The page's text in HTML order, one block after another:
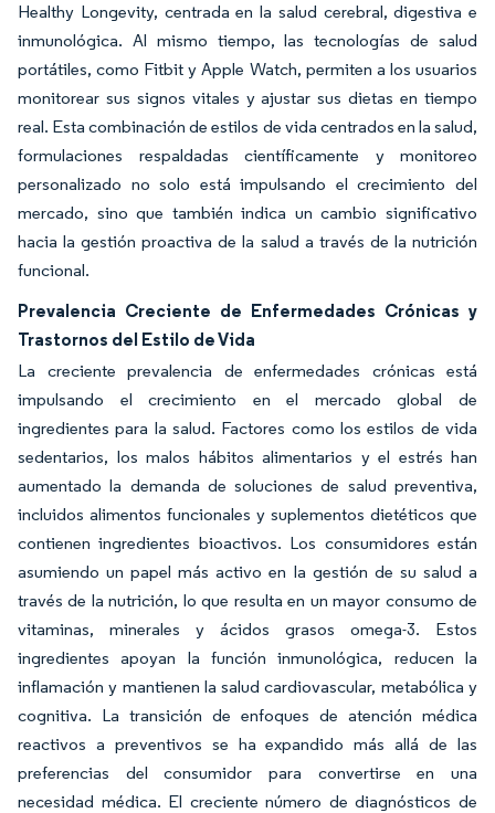
Healthy Longevity, centrada en la salud cerebral, digestiva e
inmunológica. Al mismo tiempo, las tecnologías de salud
portátiles, como Fitbit y Apple Watch, permiten a los usuarios
monitorear sus signos vitales y ajustar sus dietas en tiempo
real. Esta combinación de estilos de vida centrados en la salud,
formulaciones respaldadas científicamente y monitoreo
personalizado no solo está impulsando el crecimiento del
mercado, sino que también indica un cambio significativo
hacia la gestión proactiva de la salud a través de la nutrición
funcional.
Prevalencia Creciente de Enfermedades Crónicas y
Trastornos del Estilo de Vida
La creciente prevalencia de enfermedades crónicas está
impulsando el crecimiento en el mercado global de
ingredientes para la salud. Factores como los estilos de vida
sedentarios, los malos hábitos alimentarios y el estrés han
aumentado la demanda de soluciones de salud preventiva,
incluidos alimentos funcionales y suplementos dietéticos que
contienen ingredientes bioactivos. Los consumidores están
asumiendo un papel más activo en la gestión de su salud a
través de la nutrición, lo que resulta en un mayor consumo de
vitaminas, minerales y ácidos grasos omega-3. Estos
ingredientes apoyan la función inmunológica, reducen la
inflamación y mantienen la salud cardiovascular, metabólica y
cognitiva. La transición de enfoques de atención médica
reactivos a preventivos se ha expandido más allá de las
preferencias del consumidor para convertirse en una
necesidad médica. El creciente número de diagnósticos de